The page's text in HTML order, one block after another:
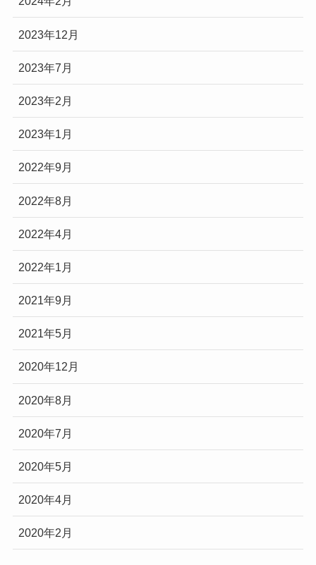
2023年12月
2023年7月
2023年2月
2023年1月
2022年9月
2022年8月
2022年4月
2022年1月
2021年9月
2021年5月
2020年12月
2020年8月
2020年7月
2020年5月
2020年4月
2020年2月